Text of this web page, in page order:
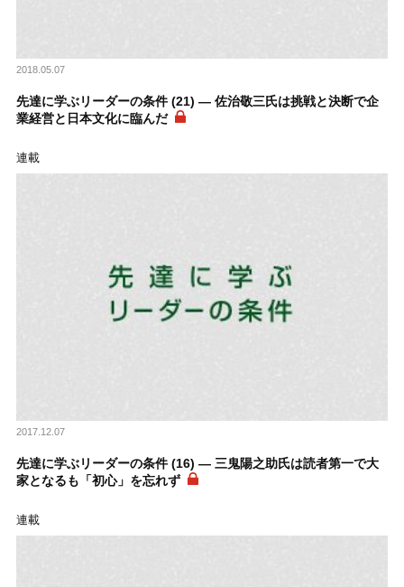
2018.05.07
先達に学ぶリーダーの条件 (21) ― 佐治敬三氏は挑戦と決断で企
業経営と日本文化に臨んだ
連載
2017.12.07
先達に学ぶリーダーの条件 (16) ― 三鬼陽之助氏は読者第一で大
家となるも「初心」を忘れず
連載